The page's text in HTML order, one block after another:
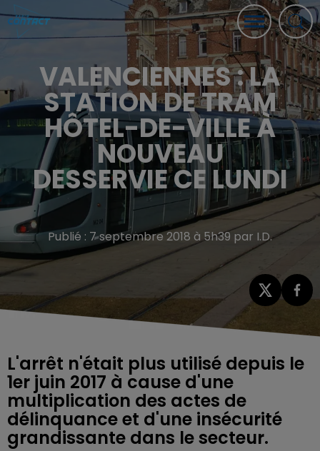
VALENCIENNES : LA
STATION DE TRAM
HÔTEL-DE-VILLE À
NOUVEAU
DESSERVIE CE LUNDI
Publié : 7 septembre 2018 à 5h39 par I.D.
L'arrêt n'était plus utilisé depuis le
1er juin 2017 à cause d'une
multiplication des actes de
délinquance et d'une insécurité
grandissante dans le secteur.